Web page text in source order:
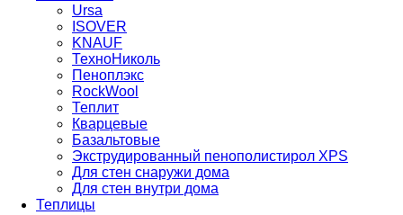
Ursa
ISOVER
KNAUF
ТехноНиколь
Пеноплэкс
RockWool
Теплит
Кварцевые
Базальтовые
Экструдированный пенополистирол XPS
Для стен снаружи дома
Для стен внутри дома
Теплицы